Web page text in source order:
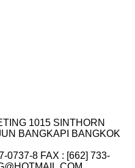
1015 SINTHORN
BANGKAPI BANGKOK
0737-8 FAX : [662] 733-